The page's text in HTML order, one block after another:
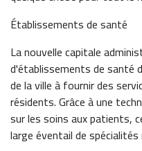
Établissements de santé
La nouvelle capitale
d'établissements de santé
de la ville à fournir des
résidents. Grâce à une
sur les soins aux patients,
large éventail de